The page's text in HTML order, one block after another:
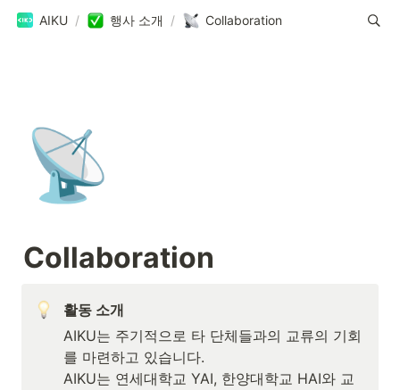
AIKU / 행사 소개 / Collaboration
📡
Collaboration
활동 소개
AIKU는 주기적으로 타 단체들과의 교류의 기회
를 마련하고 있습니다.
AIKU는 연세대학교 YAI, 한양대학교 HAI와 교